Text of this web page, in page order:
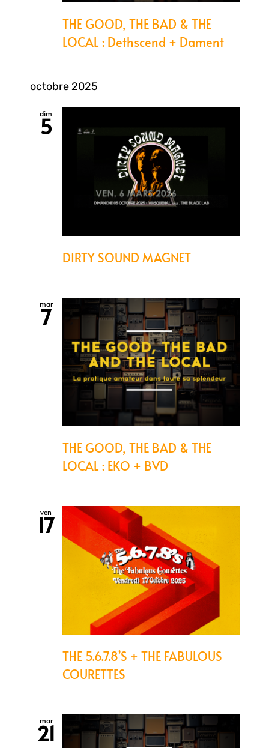
THE GOOD, THE BAD & THE
LOCAL : Dethscend + Dament
octobre 2025
dim
5
DIRTY SOUND MAGNET
mar
7
THE GOOD, THE BAD & THE
LOCAL : EKO + BVD
ven
17
THE 5.6.7.8’S + THE FABULOUS
COURETTES
mar
21